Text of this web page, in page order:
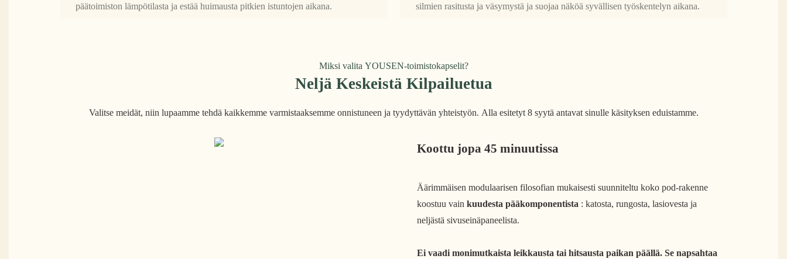
päätoimiston lämpötilasta ja estää huimausta pitkien istuntojen aikana.
silmien rasitusta ja väsymystä ja suojaa näköä syvällisen työskentelyn aikana.
Miksi valita YOUSEN-toimistokapselit?
Neljä Keskeistä Kilpailuetua
Valitse meidät, niin lupaamme tehdä kaikkemme varmistaaksemme onnistuneen ja tyydyttävän yhteistyön. Alla esitetyt 8 syytä antavat sinulle käsityksen eduistamme.
Koottu jopa 45 minuutissa
Äärimmäisen modulaarisen filosofian mukaisesti suunniteltu koko pod-rakenne
koostuu vainkuudesta pääkomponentista : katosta, rungosta, lasiovesta ja
neljästä sivuseinäpaneelista.
Ei vaadi monimutkaista leikkausta tai hitsausta paikan päällä. Se napsahtaa